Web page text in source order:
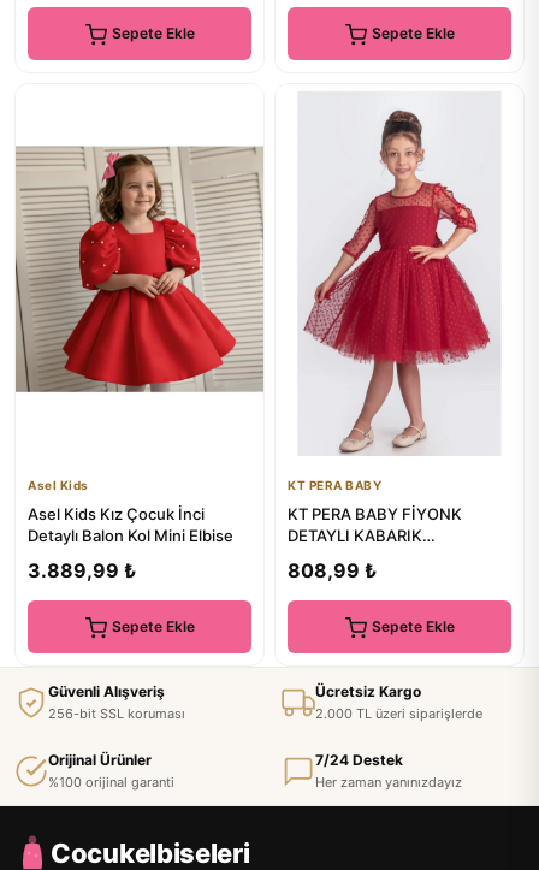
Sepete Ekle Sepete Ekle
Asel Kids
Asel Kids Kız Çocuk İnci
Detaylı Balon Kol Mini Elbise
3.889,99 ₺
Sepete Ekle
KT PERA BABY
KT PERA BABY FİYONK
DETAYLI KABARIK
NİSAN PARTİ ELBİSESİ
808,99 ₺
Sepete Ekle
Güvenli Alışveriş
256-bit SSL koruması
Ücretsiz Kargo
2.000 TL üzeri siparişlerde
Orijinal Ürünler
%100 orijinal garanti
7/24 Destek
Her zaman yanınızdayız
Cocukelbiseleri